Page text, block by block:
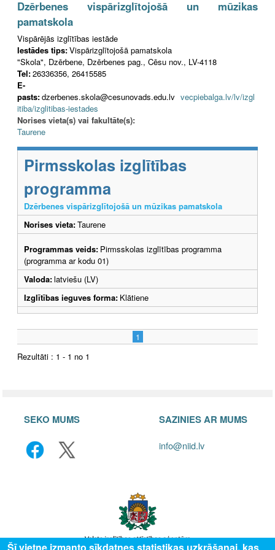
Dzērbenes vispārizglītojošā un mūzikas
pamatskola
Vispārējās izglītības iestāde
Iestādes tips:Vispārizglītojošā pamatskola
"Skola", Dzērbene, Dzērbenes pag., Cēsu nov., LV-4118
Tel:26336356, 26415585
E-
pasts:dzerbenes.skola@cesunovads.edu.lv vecpiebalga.lv/lv/izgl
itiba/izglitibas-iestades
Norises vieta(s) vai fakultāte(s):
Taurene
Pirmsskolas izglītības
programma
Dzērbenes vispārizglītojošā un mūzikas pamatskola
Norises vieta:Taurene
Programmas veids: Pirmsskolas izglītības programma
(programma ar kodu 01)
Valoda:latviešu (LV)
Izglītības ieguves forma: Klātiene
1
Rezultāti : 1 - 1 no 1
SEKO MUMS SAZINIES AR MUMS
info@niid.lv